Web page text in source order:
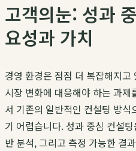
고객의눈: 성과
요성과 가치
경영 환경은 점점 더 복잡해지
시장 변화에 대응해야 하는 과
서 기존의 일반적인 컨설팅 방
기 어렵습니다.성과 중심 컨설팅
반 분석, 그리고 측정 가능한 결